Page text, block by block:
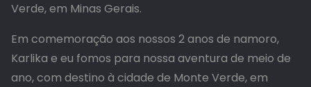
Verde, em Minas Gerais.
Em comemoração aos nossos 2 anos de namoro,
Karlika e eu fomos para nossa aventura de meio de
ano, com destino à cidade de Monte Verde, em